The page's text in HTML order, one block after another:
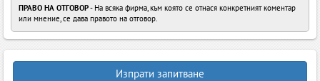
ПРАВО НА ОТГОВОР- На всяка фирма, към която се отнася конкретният коментар
или мнение, се дава правото на отговор.
Изпрати запитване